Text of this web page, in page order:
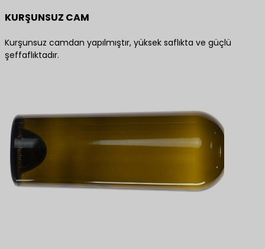
KURŞUNSUZ CAM
Kurşunsuz camdan yapılmıştır, yüksek saflıkta ve güçlü
şeffaflıktadır.